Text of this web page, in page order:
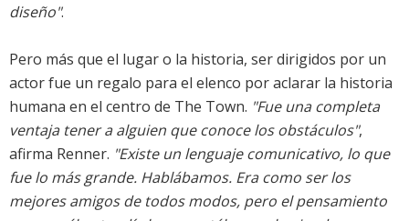
diseño".
Pero más que el lugar o la historia, ser dirigidos por un
actor fue un regalo para el elenco por aclarar la historia
humana en el centro de The Town. "Fue una completa
ventaja tener a alguien que conoce los obstáculos",
afirma Renner. "Existe un lenguaje comunicativo, lo que
fue lo más grande. Hablábamos. Era como ser los
mejores amigos de todos modos, pero el pensamiento